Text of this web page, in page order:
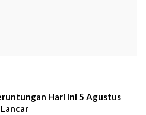
Hari Ini 5 Agustus